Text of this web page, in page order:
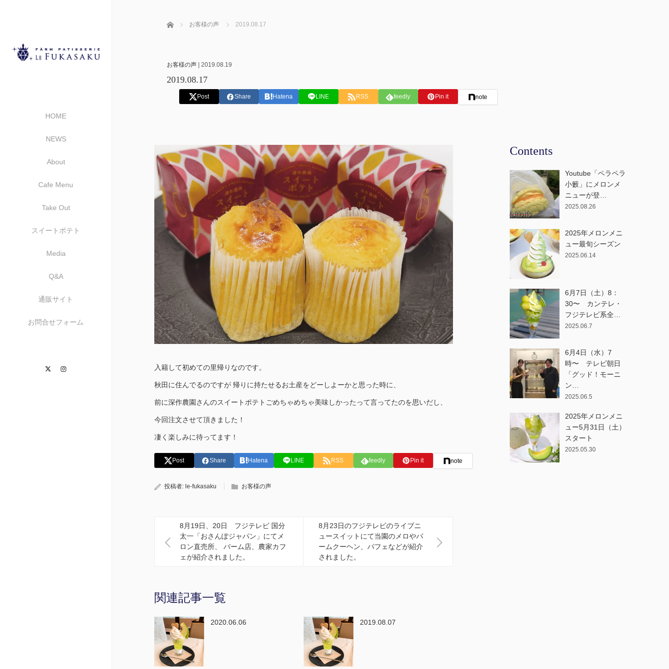
HOME
NEWS
About
Cafe Menu
Take Out
スイートポテト
Media
Q&A
通販サイト
お問合せフォーム
Twitter
ホーム お客様の声 2019.08.17
お客様の声| 2019.08.19
2019.08.17
Post Share Hatena LINE RSS feedly Pin it note
入籍して初めての里帰りなのです。
秋田に住んでるのですが 帰りに持たせるお土産をどーしよーかと思った時に、
前に深作農園さんのスイートポテトごめちゃめちゃ美味しかったって言ってたのを思いだし、
今回注文させて頂きました！
凄く楽しみに待ってます！
Post Share Hatena LINE RSS feedly Pin it note
投稿者: le-fukasaku お客様の声
8月19日、20日 フジテレビ 国分
太一「おさんぽジャパン」にてメ
ロン直売所、 バーム店、農家カフ
ェが紹介されました。
8月23日のフジテレビのライブニ
ュースイットにて当園のメロやバ
ームクーヘン、パフェなどが紹介
されました。
関連記事一覧
2020.06.06 2019.08.07
Contents
Youtube「ペラペラ
小籔」にメロンメ
ニューが登…
2025.08.26
2025年メロンメニ
ュー最旬シーズン
2025.06.14
6月7日（土）8：
30〜 カンテレ・
フジテレビ系全…
2025.06.7
6月4日（水）7
時〜 テレビ朝日
「グッド！モーニ
ン…
2025.06.5
2025年メロンメニ
ュー5月31日（土）
スタート
2025.05.30